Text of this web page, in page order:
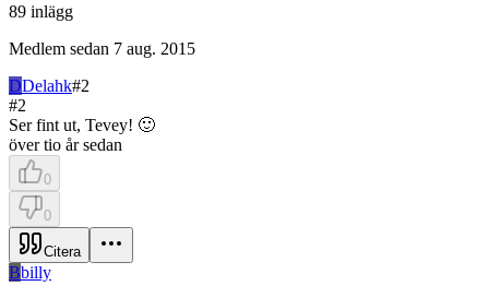
89 inlägg
Medlem sedan 7 aug. 2015
DDelahk#2
#2
Ser fint ut, Tevey! 🙂
över tio år sedan
0
0
Citera
Bbilly